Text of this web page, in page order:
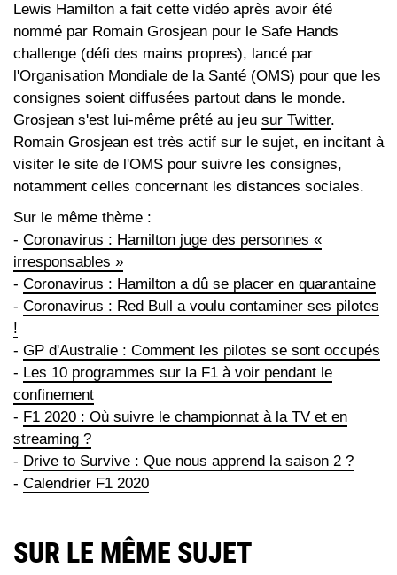
Lewis Hamilton a fait cette vidéo après avoir été
nommé par Romain Grosjean pour le Safe Hands
challenge (défi des mains propres), lancé par
l'Organisation Mondiale de la Santé (OMS) pour que les
consignes soient diffusées partout dans le monde.
Grosjean s'est lui-même prêté au jeu sur Twitter.
Romain Grosjean est très actif sur le sujet, en incitant à
visiter le site de l'OMS pour suivre les consignes,
notamment celles concernant les distances sociales.
Sur le même thème :
- Coronavirus : Hamilton juge des personnes «
irresponsables »
- Coronavirus : Hamilton a dû se placer en quarantaine
- Coronavirus : Red Bull a voulu contaminer ses pilotes
!
- GP d'Australie : Comment les pilotes se sont occupés
- Les 10 programmes sur la F1 à voir pendant le
confinement
- F1 2020 : Où suivre le championnat à la TV et en
streaming ?
- Drive to Survive : Que nous apprend la saison 2 ?
- Calendrier F1 2020
SUR LE MÊME SUJET